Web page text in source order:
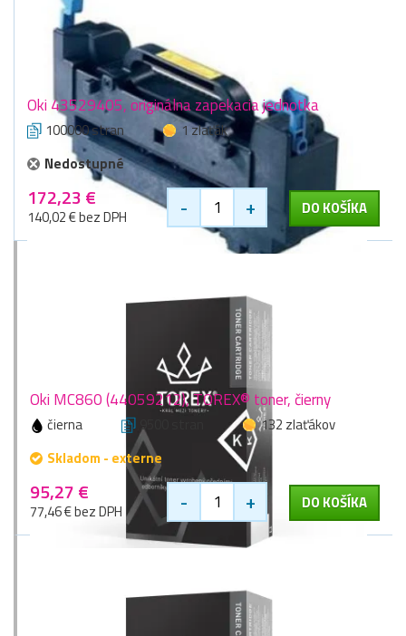
Oki 43529405, originálna zapekacia jednotka
100000 stran
1 zlaťák
Nedostupné
172,23 €
140,02 € bez DPH - + DO KOŠÍKA
Oki MC860 (44059212), TOREX® toner, čierny
čierna 9500 stran
132 zlaťákov
Skladom - externe
95,27 €
77,46 € bez DPH - + DO KOŠÍKA